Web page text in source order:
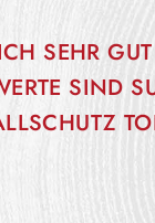
SEHR
SIND